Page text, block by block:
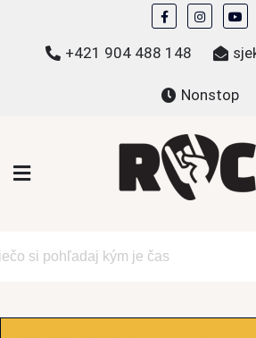
content
+421 904 488 148
Nonstop